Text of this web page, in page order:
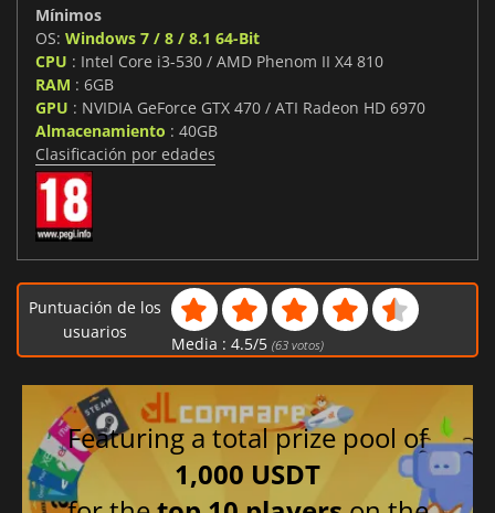
Mínimos
OS: Windows 7 / 8 / 8.1 64-Bit
CPU : Intel Core i3-530 / AMD Phenom II X4 810
RAM : 6GB
GPU : NVIDIA GeForce GTX 470 / ATI Radeon HD 6970
Almacenamiento : 40GB
Clasificación por edades
Puntuación de los
usuarios
Media : 4.5/5 (63votos)
Featuring a total prize pool of
1,000 USDT